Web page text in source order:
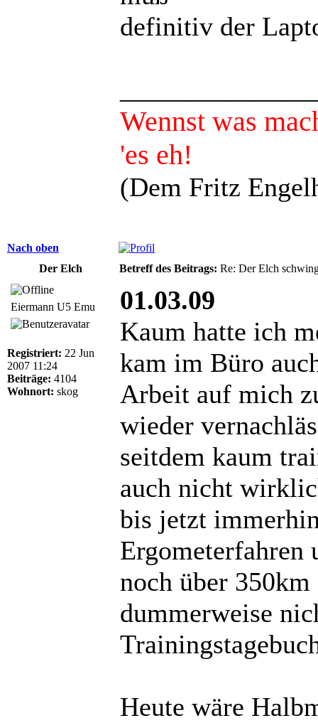
definitiv der
Wennst was
'es eh!
(Dem Fritz
Nach oben
Der Elch
Betreff des Beitrags: Re: Der Elch
Eiermann U5 Emu
Registriert: 22 Jun
2007 11:24
Beiträge: 4104
Wohnort: skog
01.03.09
Kaum hatte ich
kam im Büro
Arbeit auf mich
wieder
seitdem kaum
auch nicht
bis jetzt
Ergometerfahren
noch über
dummerweise
Heute wäre